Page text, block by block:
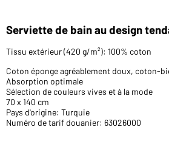
Serviette de bain au design
Tissu extérieur (420 g/m²): 100% coton
Coton éponge agréablement doux, coton-
Absorption optimale
Sélection de couleurs vives et à la mode
70 x 140 cm
Pays d'origine: Turquie
Numéro de tarif douanier: 63026000